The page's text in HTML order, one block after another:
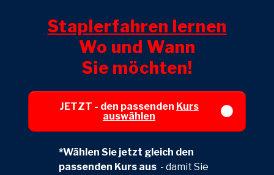
Staplerfahren lernen
Wo und Wann
Sie möchten!
JETZT - den passenden Kurs
auswählen
*Wählen Sie jetzt gleich den
passenden Kurs aus - damit Sie